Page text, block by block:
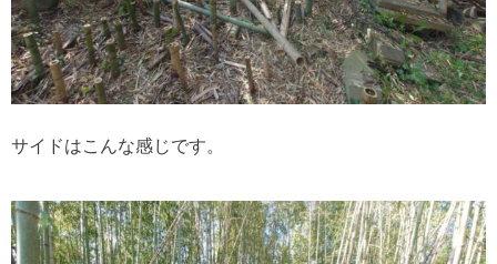
サイドはこんな感じです。